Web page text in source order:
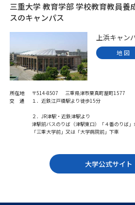
Ｑ＆Ａ よくあるご質問 大学進
資料の料金の
お支払いについて
テレメール
お支払いサイト
特定商取引表記
テレメ
訂正の
三重大学 教育学部 学校教育教員養
スのキャンパス
上浜キャン
地 図
所在地
〒514-8507 三重県津市栗真町屋町1577
交 通
１．近鉄江戸橋駅より徒歩15分
２．JR津駅・近鉄津駅より
津駅前バスのりば（津駅東口）「４番のりば
「三重大学前」又は「大学病院前」下車
大学公式サイト